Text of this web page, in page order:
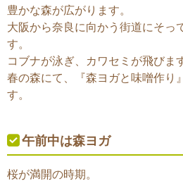
豊かな森が広がります。
大阪から奈良に向かう街道にそっ
す。
コブナが泳ぎ、カワセミが飛びま
春の森にて、『森ヨガと味噌作り
す。
午前中は森ヨガ
桜が満開の時期。